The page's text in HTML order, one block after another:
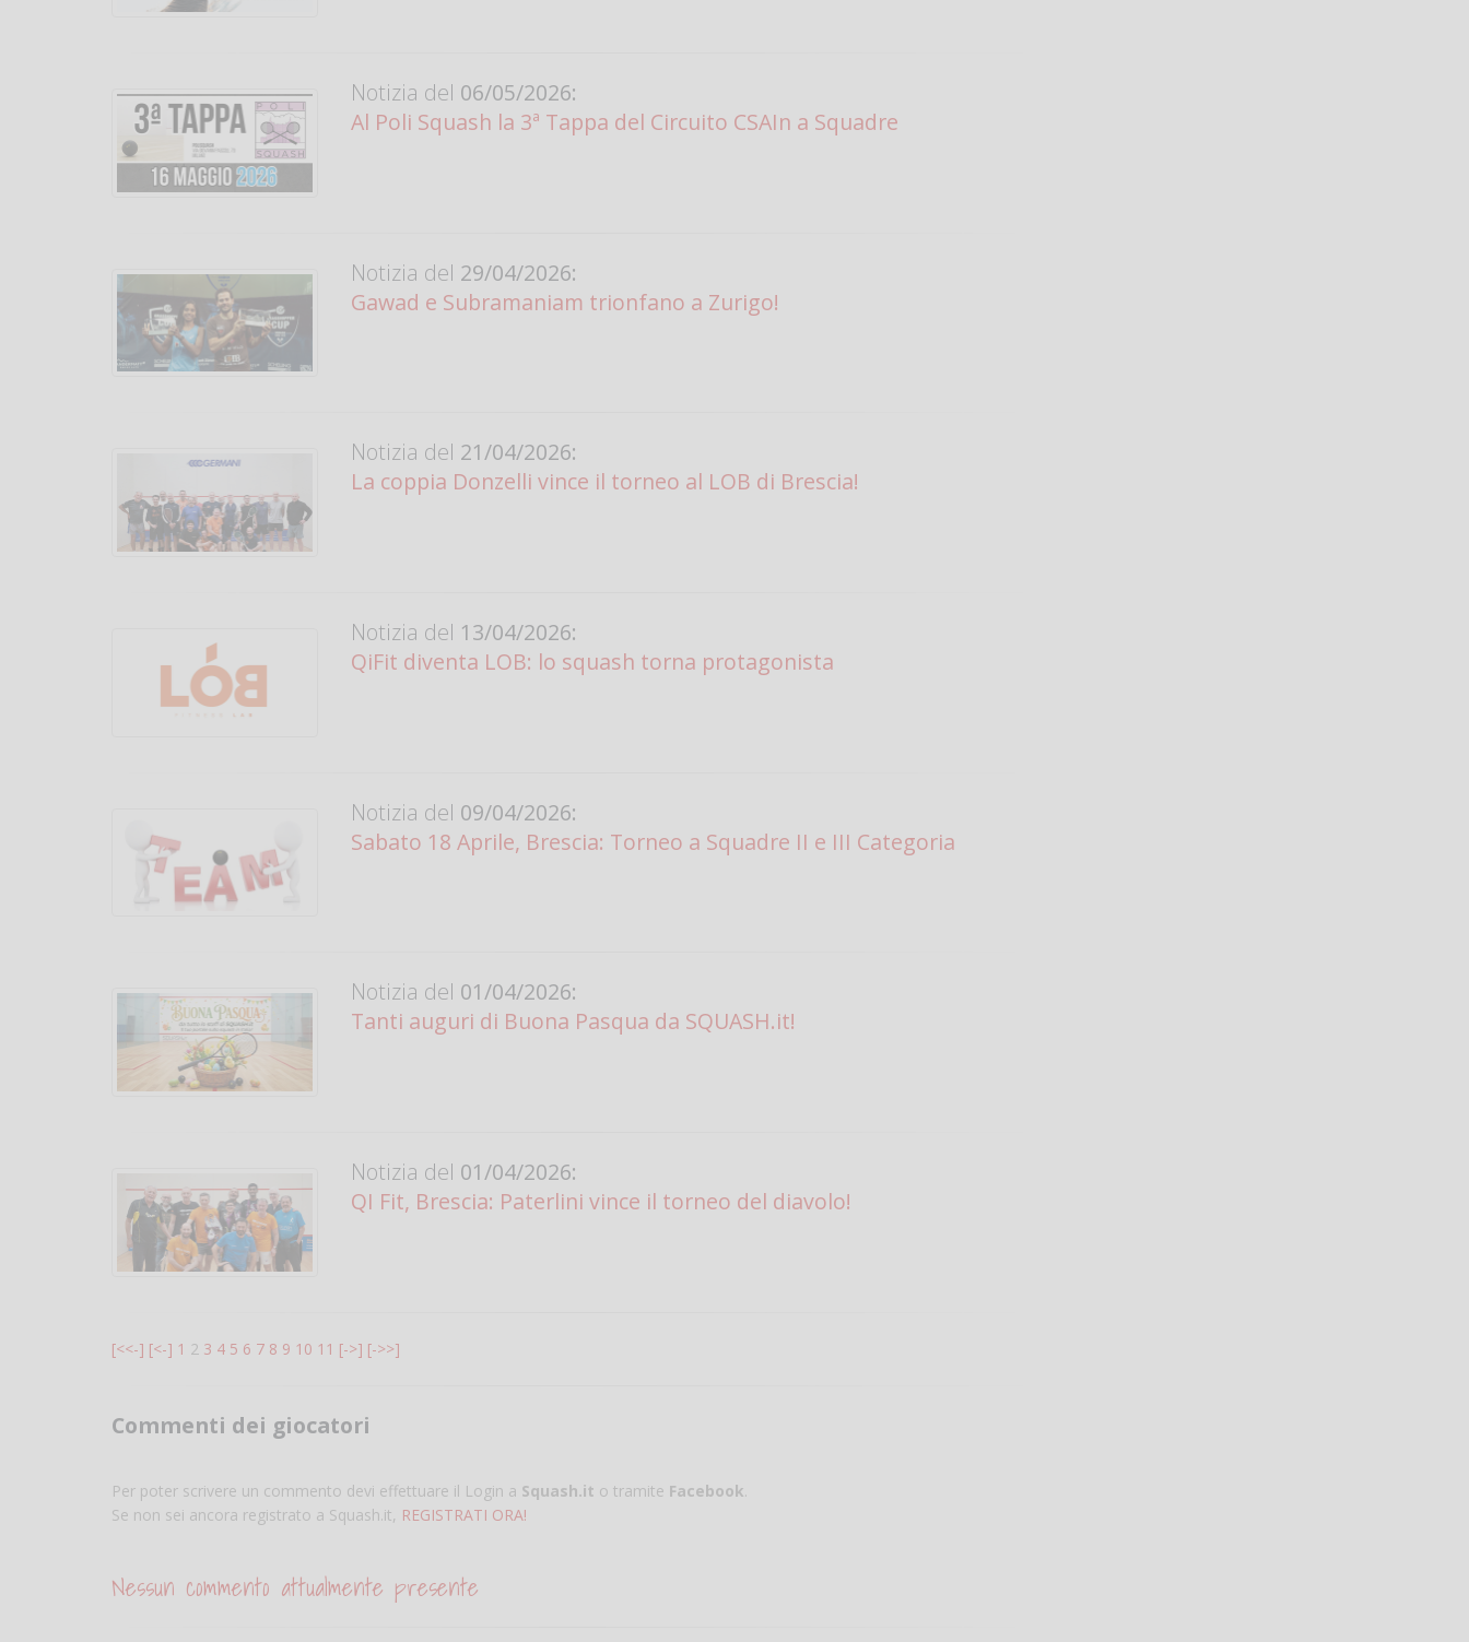
Notizia del 06/05/2026:
Al Poli Squash la 3ª Tappa del Circuito CSAIn a Squadre
Notizia del 29/04/2026:
Gawad e Subramaniam trionfano a Zurigo!
Notizia del 21/04/2026:
La coppia Donzelli vince il torneo al LOB di Brescia!
Notizia del 13/04/2026:
QiFit diventa LOB: lo squash torna protagonista
Notizia del 09/04/2026:
Sabato 18 Aprile, Brescia: Torneo a Squadre II e III Categoria
Notizia del 01/04/2026:
Tanti auguri di Buona Pasqua da SQUASH.it!
Notizia del 01/04/2026:
QI Fit, Brescia: Paterlini vince il torneo del diavolo!
[<<-] [<-] 1 2 3 4 5 6 7 8 9 10 11 [->] [->>]
Commenti dei giocatori
Per poter scrivere un commento devi effettuare il Login a Squash.it o tramite Facebook.
Se non sei ancora registrato a Squash.it, REGISTRATI ORA!
Nessun commento attualmente presente